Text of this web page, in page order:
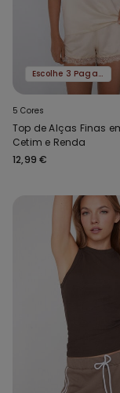
Escolhe 3 Paga 2
5 Cores
Top de Alças Finas
Cetim e Renda
12,99 €